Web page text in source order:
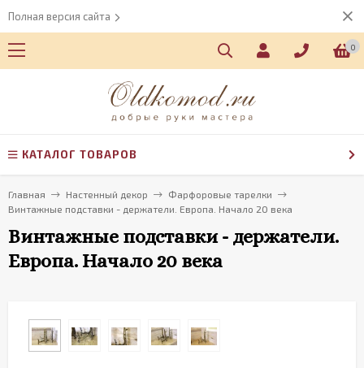
Полная версия сайта
0
КАТАЛОГ ТОВАРОВ
Главная Настенный декор
Фарфоровые тарелки
Винтажные подставки - держатели. Европа. Начало 20 века
Винтажные подставки - держатели.
Европа. Начало 20 века